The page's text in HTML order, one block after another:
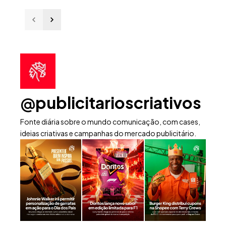
@publicitarioscriativos
Fonte diária sobre o mundo comunicação, com cases,
ideias criativas e campanhas do mercado publicitário.